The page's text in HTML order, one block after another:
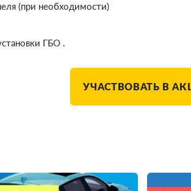
(при необходимости)
ГБО .
УЧАСТВОВАТЬ В